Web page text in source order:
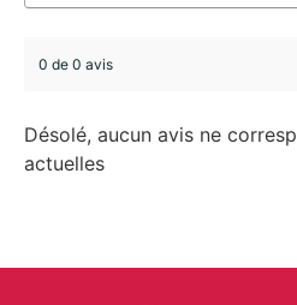
0 de 0 avis
Désolé, aucun avis ne
actuelles